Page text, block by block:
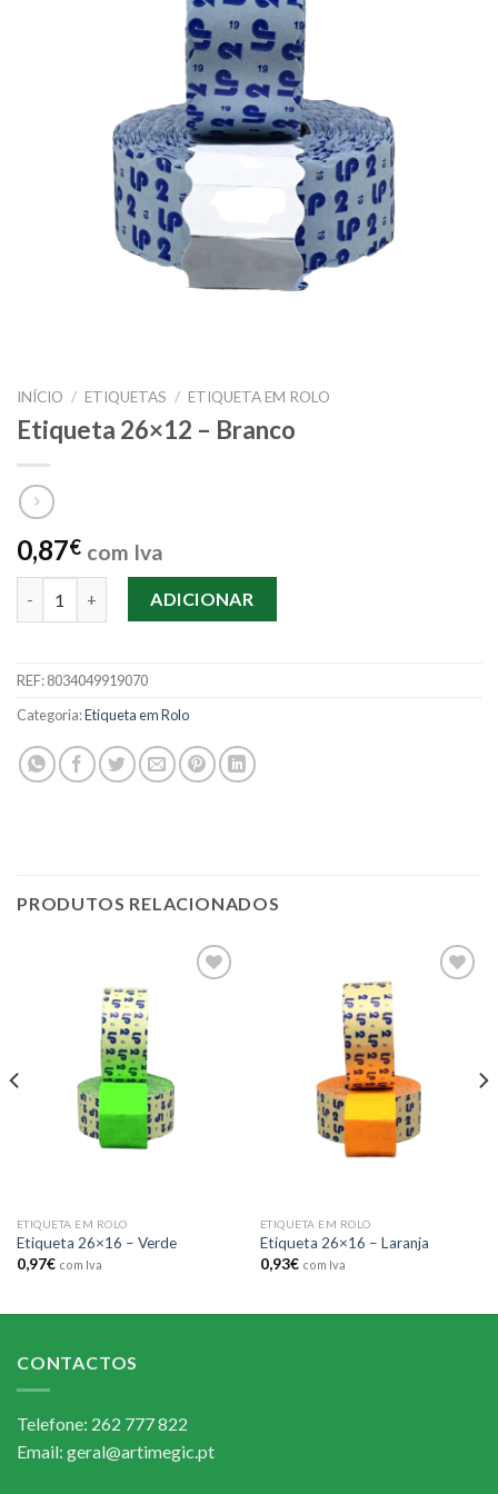
INÍCIO / ETIQUETAS / ETIQUETA EM ROLO
Etiqueta 26×12 – Branco
0,87€ com Iva
Quantidade de Etiqueta 26×12 – Branco
ADICIONAR
REF:8034049919070
Categoria:Etiqueta em Rolo
PRODUTOS RELACIONADOS
ETIQUETA EM ROLO
Etiqueta 26×16 – Verde
0,97€ com Iva
ETIQUETA EM ROLO
Etiqueta 26×16 – Laranja
0,93€ com Iva
CONTACTOS
Telefone: 262 777 822
Email: geral@artimegic.pt